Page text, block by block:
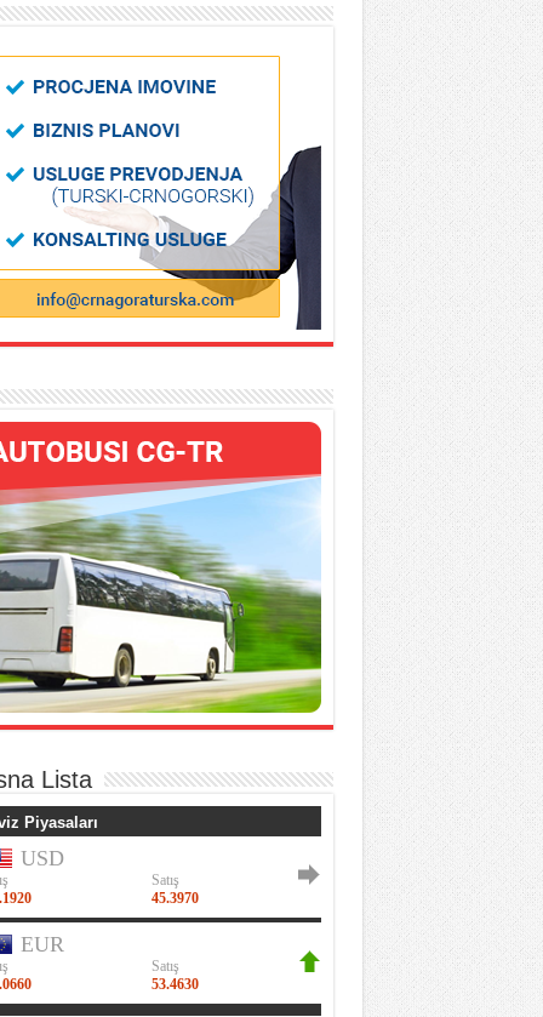
Lista